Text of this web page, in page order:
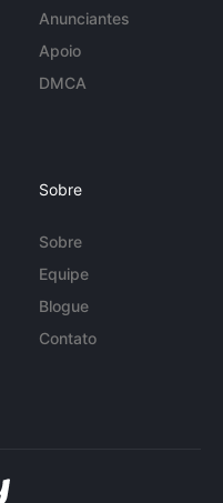
Anunciantes
Apoio
DMCA
Sobre
Sobre
Equipe
Blogue
Contato